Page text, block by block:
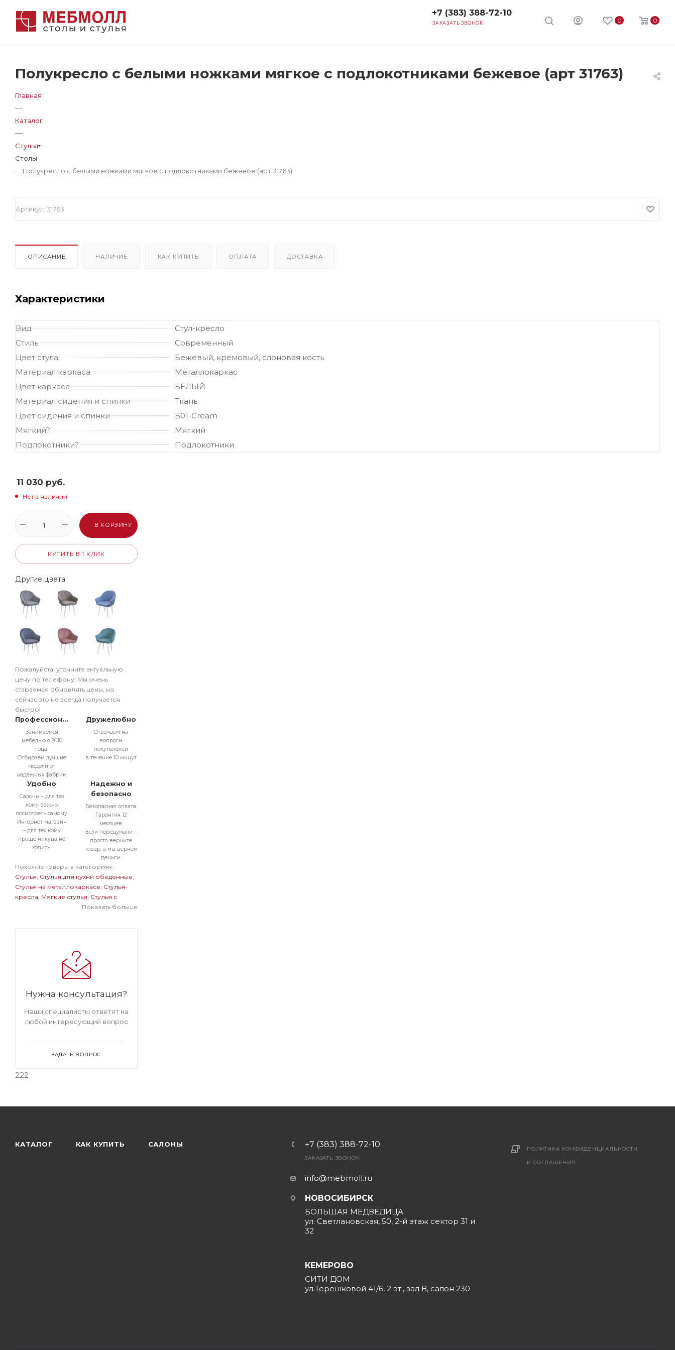
0 0
+7 (383) 388-72-10
ЗАКАЗАТЬ ЗВОНОК
Полукресло с белыми ножками мягкое с подлокотниками бежевое (арт 31763)
Главная
—
Каталог
—
Стулья
Столы
—Полукресло с белыми ножками мягкое с подлокотниками бежевое (арт 31763)
Артикул: 31763
ОПИСАНИЕ НАЛИЧИЕ КАК КУПИТЬ ОПЛАТА ДОСТАВКА
Характеристики
Вид
Стул-кресло
Стиль
Современный
Цвет стула
Бежевый, кремовый, слоновая кость
Материал каркаса
Металлокаркас
Цвет каркаса
БЕЛЫЙ
Материал сидения и спинки
Ткань
Цвет сидения и спинки
Б01-Cream
Мягкий?
Мягкий
Подлокотники?
Подлокотники
11 030 руб.
Нет в наличии
В КОРЗИНУ
КУПИТЬ В 1 КЛИК
Другие цвета
Пожалуйста, уточните актуальную
цену по телефону! Мы очень
стараемся обновлять цены, но
сейчас это не всегда получается
быстро!
Профессионально
Занимаемся
мебелью с 2010
года.
Отбираем лучшие
модели от
надежных фабрик.
Дружелюбно
Отвечаем на
вопросы
покупателей
в течение 10 минут
Удобно
Салоны – для тех
кому важно
посмотреть самому.
Интернет магазин
– для тех кому
проще никуда не
ходить.
Надежно и
безопасно
Безопасная оплата.
Гарантия 12
месяцев.
Если передумали –
просто верните
товар, а мы вернем
деньги.
Похожие товары в категориях:
Стулья Стулья для кухни обеденные
Стулья на металлокаркасе Стулья-
кресла Мягкие стулья Стулья с
Стулья в
подлокотниками
Мягкие светлые
Светлые стулья с
подлокотниками
Показать больше
Нужна консультация?
Наши специалисты ответят на
любой интересующий вопрос
ЗАДАТЬ ВОПРОС
222
КАТАЛОГ КАК КУПИТЬ САЛОНЫ +7 (383) 388-72-10
ЗАКАЗАТЬ ЗВОНОК
info@mebmoll.ru
НОВОСИБИРСК
БОЛЬШАЯ МЕДВЕДИЦА
ул. Светлановская, 50, 2-й этаж сектор 31 и
32
КЕМЕРОВО
СИТИ ДОМ
ул.Терешковой 41/6, 2 эт., зал В, салон 230
ПОЛИТИКА КОНФИДЕНЦИАЛЬНОСТИ
И СОГЛАШЕНИЯ